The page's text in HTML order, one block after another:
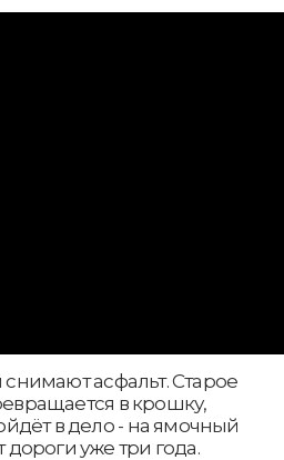
асфальт. Старое
в крошку,
в дело - на ямочный
уже три года.